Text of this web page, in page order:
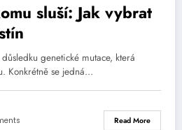
sluší: Jak vybrat
genetické mutace, která
Konkrétně se jedná…
Read More